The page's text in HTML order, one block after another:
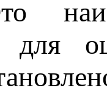
для